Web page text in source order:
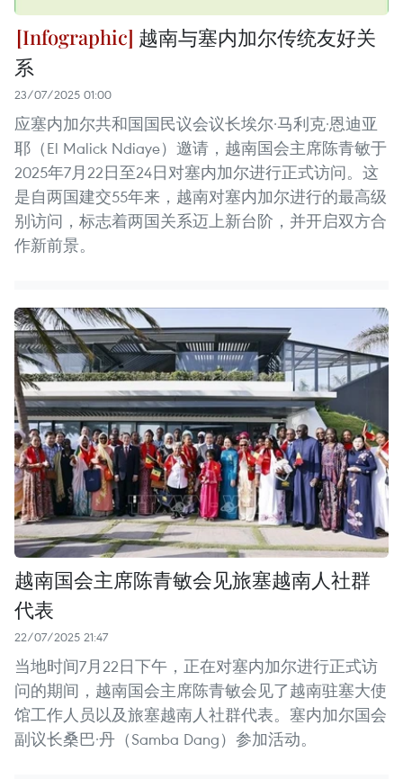
越南与塞内加尔传统友好关
系
23/07/2025 01:00
应塞内加尔共和国国民议会议长埃尔·马利克·恩迪亚
耶（El Malick Ndiaye）邀请，越南国会主席陈青敏于
2025年7月22日至24日对塞内加尔进行正式访问。这
是自两国建交55年来，越南对塞内加尔进行的最高级
别访问，标志着两国关系迈上新台阶，并开启双方合
作新前景。
越南国会主席陈青敏会见旅塞越南人社群
代表
22/07/2025 21:47
当地时间7月22日下午，正在对塞内加尔进行正式访
问的期间，越南国会主席陈青敏会见了越南驻塞大使
馆工作人员以及旅塞越南人社群代表。塞内加尔国会
副议长桑巴·丹（Samba Dang）参加活动。